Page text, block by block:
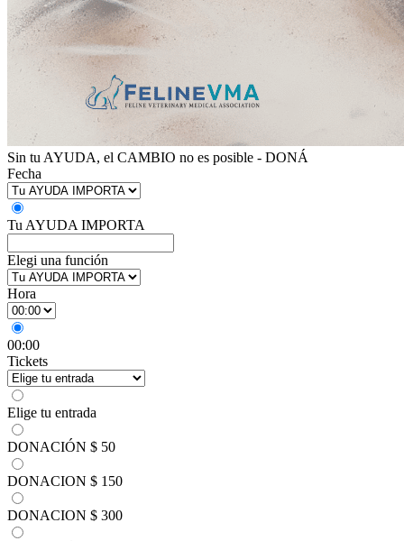
Sin tu AYUDA, el CAMBIO no es posible - DONÁ
Fecha
Tu AYUDA IMPORTA
Elegi una función
Hora
00:00
Tickets
Elige tu entrada
DONACIÓN $ 50
DONACION $ 150
DONACION $ 300